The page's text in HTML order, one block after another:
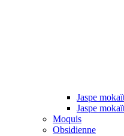
Jaspe
Jaspe
Moquis
Obsidienne